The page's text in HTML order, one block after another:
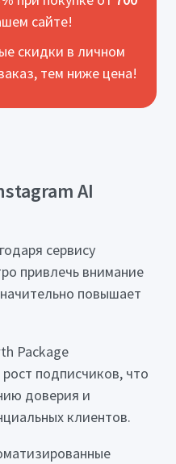
сайте!
скидки в личном
тем ниже цена!
AI
сервису
привлечь внимание
повышает
Package
подписчиков, что
доверия и
клиентов.